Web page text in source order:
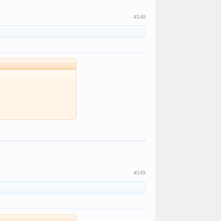
#148
#149